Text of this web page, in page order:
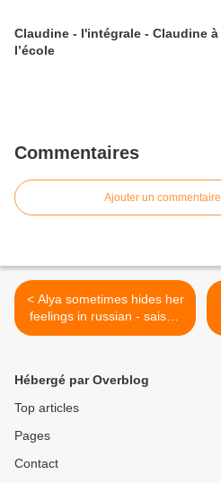
Claudine - l'intégrale - Claudine à
l’école
Commentaires
Ajouter un commentaire
< Alya sometimes hides her
feelings in russian - saison
1 - Tokidoki bosotto russia-
アごでデレるとなりのアー
Hébergé par Overblog
Top articles
Pages
Contact